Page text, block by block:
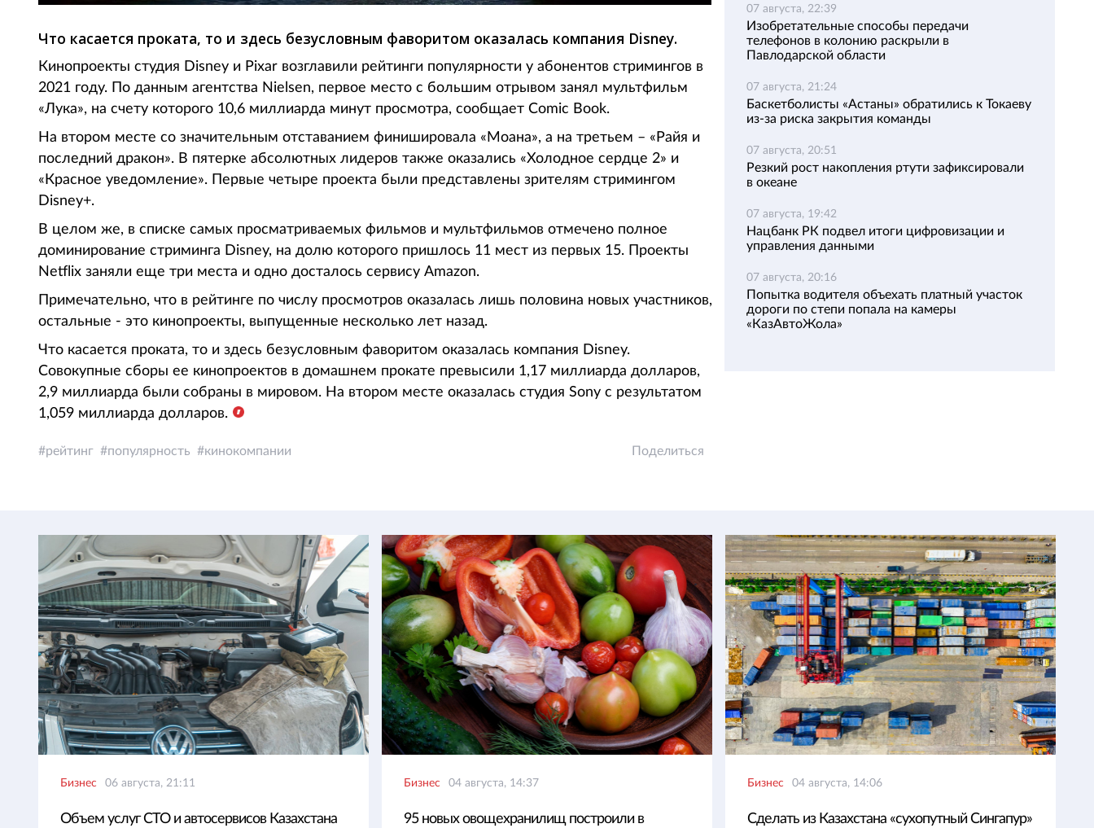
Что касается проката, то и здесь безусловным фаворитом оказалась компания Disney.
Кинопроекты студия Disney и Pixar возглавили рейтинги популярности у абонентов стримингов в
2021 году. По данным агентства Nielsen, первое место с большим отрывом занял мультфильм
«Лука», на счету которого 10,6 миллиарда минут просмотра, сообщает Comic Book.
На втором месте со значительным отставанием финишировала «Моана», а на третьем – «Райя и
последний дракон». В пятерке абсолютных лидеров также оказались «Холодное сердце 2» и
«Красное уведомление». Первые четыре проекта были представлены зрителям стримингом
Disney+.
В целом же, в списке самых просматриваемых фильмов и мультфильмов отмечено полное
доминирование стриминга Disney, на долю которого пришлось 11 мест из первых 15. Проекты
Netflix заняли еще три места и одно досталось сервису Amazon.
Примечательно, что в рейтинге по числу просмотров оказалась лишь половина новых участников,
остальные - это кинопроекты, выпущенные несколько лет назад.
Что касается проката, то и здесь безусловным фаворитом оказалась компания Disney.
Совокупные сборы ее кинопроектов в домашнем прокате превысили 1,17 миллиарда долларов,
2,9 миллиарда были собраны в мировом. На втором месте оказалась студия Sony с результатом
1,059 миллиарда долларов.
рейтинг популярность кинокомпании Поделиться
07 августа, 22:39
Изобретательные способы передачи
телефонов в колонию раскрыли в
Павлодарской области
07 августа, 21:24
Баскетболисты «Астаны» обратились к Токаеву
из-за риска закрытия команды
07 августа, 20:51
Резкий рост накопления ртути зафиксировали
в океане
07 августа, 19:42
Нацбанк РК подвел итоги цифровизации и
управления данными
07 августа, 20:16
Попытка водителя объехать платный участок
дороги по степи попала на камеры
«КазАвтоЖола»
Бизнес 06 августа, 21:11
Объем услуг СТО и автосервисов Казахстана
Бизнес 04 августа, 14:37
95 новых овощехранилищ построили в
Бизнес 04 августа, 14:06
Сделать из Казахстана «сухопутный Сингапур»